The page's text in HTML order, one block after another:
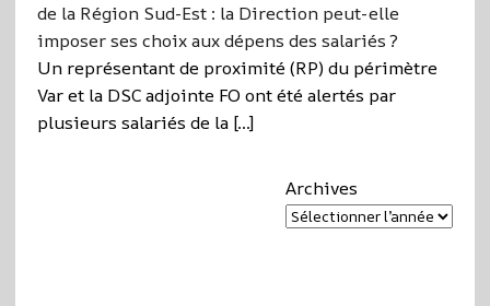
de la Région Sud-Est : la Direction peut-elle
imposer ses choix aux dépens des salariés ?
Un représentant de proximité (RP) du périmètre
Var et la DSC adjointe FO ont été alertés par
plusieurs salariés de la […]
Archives